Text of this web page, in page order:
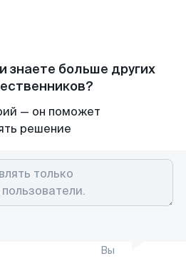
знаете больше других
— он поможет
решение
Вы